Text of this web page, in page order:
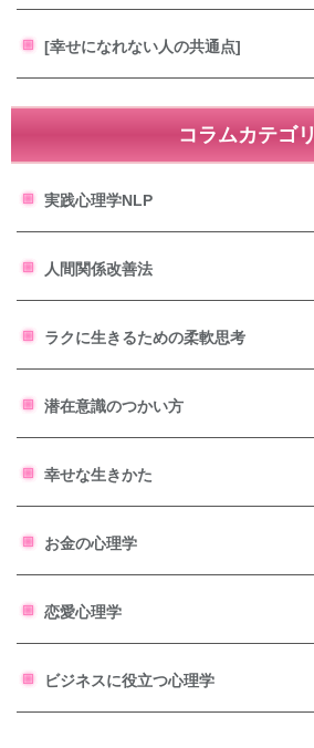
[幸せになれない人の共通点]
コラムカテゴリ
実践心理学NLP
人間関係改善法
ラクに生きるための柔軟思考
潜在意識のつかい方
幸せな生きかた
お金の心理学
恋愛心理学
ビジネスに役立つ心理学